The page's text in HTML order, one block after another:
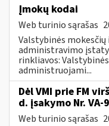
Įmokų kodai
Web turinio sąrašas
Valstybinės
administravimo
rinkliavos:
administruojami...
Dėl VMI prie FM
d. įsakymo Nr.
Web turinio sąrašas